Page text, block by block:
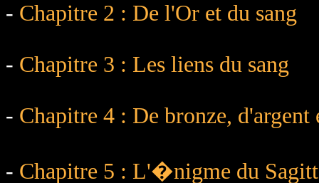
- Chapitre 2 : De l'Or et du sang
- Chapitre 3 : Les liens du sang
- Chapitre 4 : De bronze, d'argent
- Chapitre 5 : L'�nigme du